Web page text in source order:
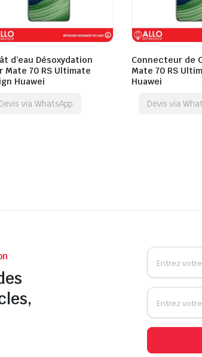
d’eau Désoxydation
Mate 70 RS Ultimate
Huawei
Devis via WhatsApp
Connecteur de
Mate 70 RS
Huawei
Devis via